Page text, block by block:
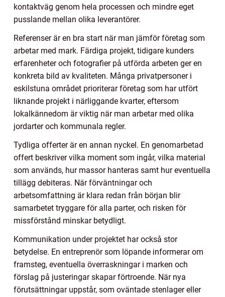
kontaktväg genom hela processen och mindre eget
pusslande mellan olika leverantörer.
Referenser är en bra start när man jämför företag som
arbetar med mark. Färdiga projekt, tidigare kunders
erfarenheter och fotografier på utförda arbeten ger en
konkreta bild av kvaliteten. Många privatpersoner i
eskilstuna området prioriterar företag som har utfört
liknande projekt i närliggande kvarter, eftersom
lokalkännedom är viktig när man arbetar med olika
jordarter och kommunala regler.
Tydliga offerter är en annan nyckel. En genomarbetad
offert beskriver vilka moment som ingår, vilka material
som används, hur massor hanteras samt hur eventuella
tillägg debiteras. När förväntningar och
arbetsomfattning är klara redan från början blir
samarbetet tryggare för alla parter, och risken för
missförstånd minskar betydligt.
Kommunikation under projektet har också stor
betydelse. En entreprenör som löpande informerar om
framsteg, eventuella överraskningar i marken och
förslag på justeringar skapar förtroende. När nya
förutsättningar uppstår, som oväntade stenlager eller